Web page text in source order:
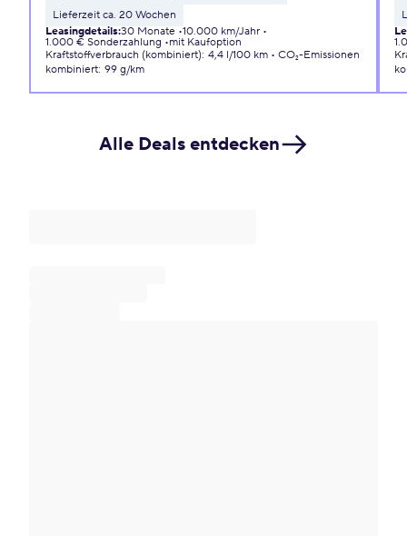
Lieferzeit ca. 20 Wochen
Leasingdetails:30 Monate 10.000 km/Jahr
1.000 € Sonderzahlung
mit Kaufoption
Kraftstoffverbrauch (kombiniert): 4,4 l/100 km
CO₂-Emissionen
kombiniert: 99 g/km
Alle Deals entdecken